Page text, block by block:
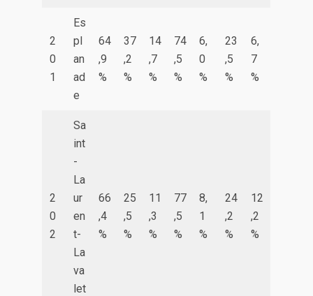
2
0
1
Es
pl
an
ad
e
64
,9
%
37
,2
%
14
,7
%
74
,5
%
6,
0
%
23
,5
%
6,
7
%
2
0
2
Sa
int
-
La
ur
en
t-
La
va
let
66
,4
%
25
,5
%
11
,3
%
77
,5
%
8,
1
%
24
,2
%
12
,2
%